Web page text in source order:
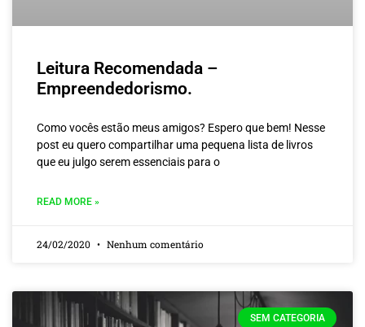
Leitura Recomendada –
Empreendedorismo.
Como vocês estão meus amigos? Espero que bem! Nesse
post eu quero compartilhar uma pequena lista de livros
que eu julgo serem essenciais para o
READ MORE »
24/02/2020 Nenhum comentário
SEM CATEGORIA